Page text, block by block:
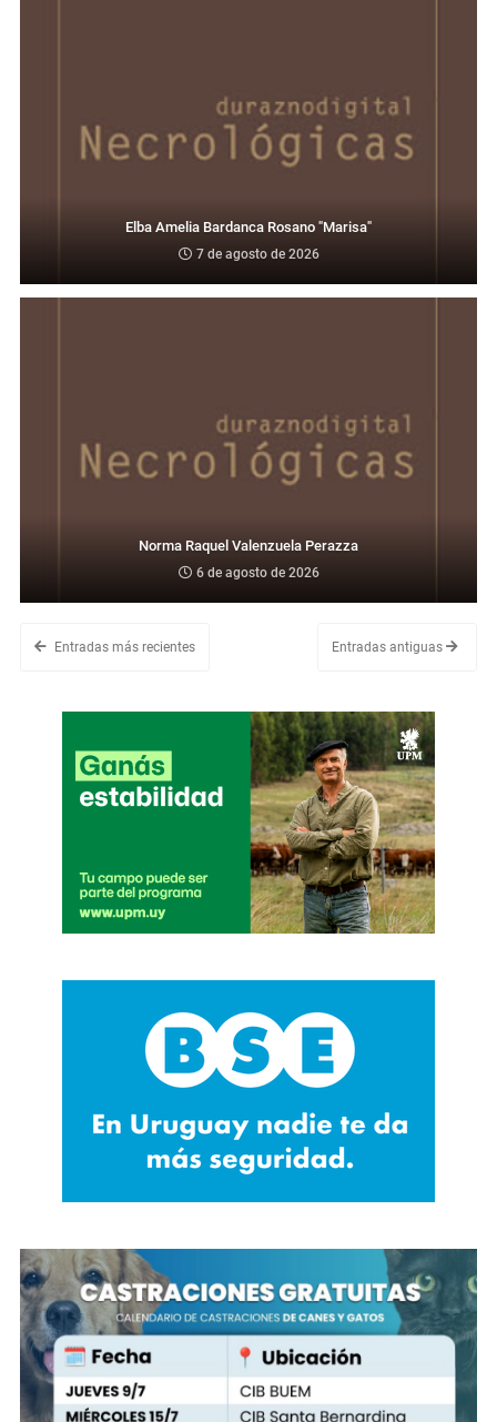
Elba Amelia Bardanca Rosano "Marisa"
7 de agosto de 2026
Norma Raquel Valenzuela Perazza
6 de agosto de 2026
Entradas más recientes Entradas antiguas